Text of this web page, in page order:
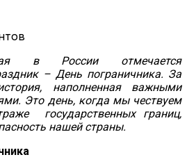
в России отмечается
– День пограничника. За
наполненная важными
Это день, когда мы чествуем
государственных границ,
нашей страны.